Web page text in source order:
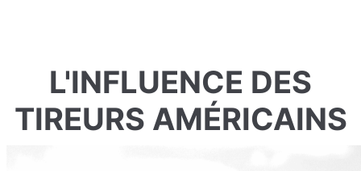
L'INFLUENCE DES
TIREURS AMÉRICAINS